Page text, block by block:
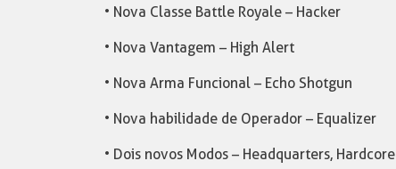
• Nova Classe Battle Royale – Hacker
• Nova Vantagem – High Alert
• Nova Arma Funcional – Echo Shotgun
• Nova habilidade de Operador – Equalizer
• Dois novos Modos – Headquarters, Hardcore